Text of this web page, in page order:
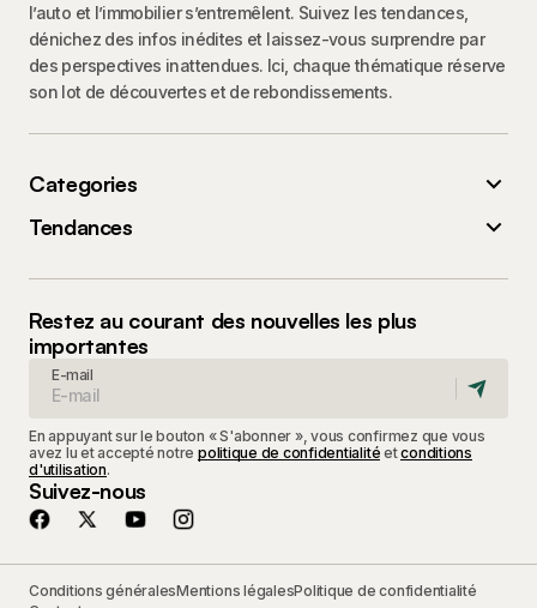
l’auto et l’immobilier s’entremêlent. Suivez les tendances,
dénichez des infos inédites et laissez-vous surprendre par
des perspectives inattendues. Ici, chaque thématique réserve
son lot de découvertes et de rebondissements.
Categories
Tendances
Restez au courant des nouvelles les plus
importantes
E-mail
En appuyant sur le bouton « S'abonner », vous confirmez que vous
avez lu et accepté notre politique de confidentialité etconditions
d'utilisation.
Suivez-nous
Conditions généralesMentions légalesPolitique de confidentialité